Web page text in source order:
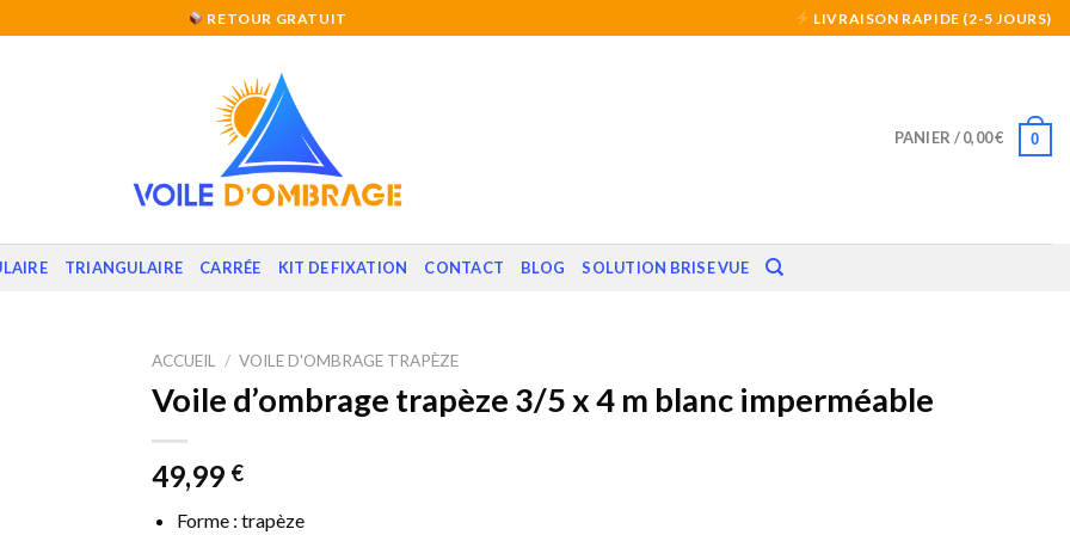
RETOUR GRATUIT LIVRAISON RAPIDE (2-5 JOURS)
PANIER /0,00€ 0
TRIANGULAIRE CARRÉE KIT DE FIXATION CONTACT BLOG SOLUTION BRISE VUE
ACCUEIL / VOILE D'OMBRAGE TRAPÈZE
Voile d’ombrage trapèze 3/5 x 4 m blanc imperméable
49,99 €
Forme : trapèze